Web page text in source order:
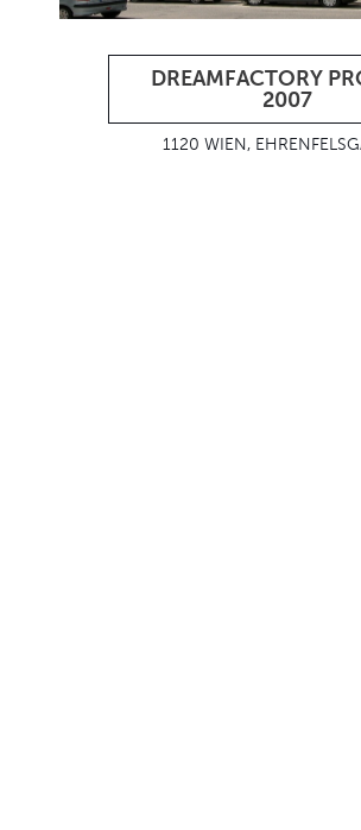
DREAMFACTORY
2007
1120 WIEN,